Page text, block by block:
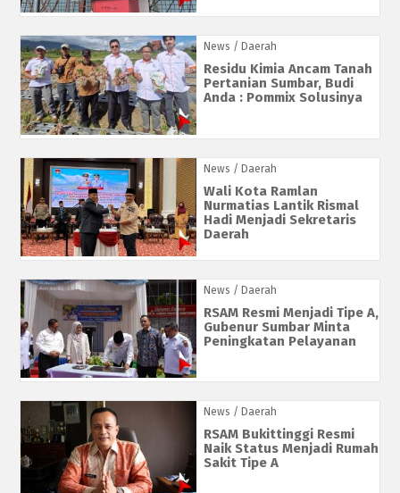
News / Daerah
Residu Kimia Ancam Tanah
Pertanian Sumbar, Budi
Anda : Pommix Solusinya
News / Daerah
Wali Kota Ramlan
Nurmatias Lantik Rismal
Hadi Menjadi Sekretaris
Daerah
News / Daerah
RSAM Resmi Menjadi Tipe A,
Gubenur Sumbar Minta
Peningkatan Pelayanan
News / Daerah
RSAM Bukittinggi Resmi
Naik Status Menjadi Rumah
Sakit Tipe A